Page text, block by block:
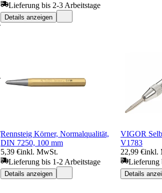
Lieferung bis 2-3 Arbeitstage
Details anzeigen
Rennsteig Körner, Normalqualität,
DIN 7250, 100 mm
5,39 €inkl. MwSt.
Lieferung bis 1-2 Arbeitstage
Details anzeigen
VIGOR
V1783
22,99 €inkl.
Lieferung
Details